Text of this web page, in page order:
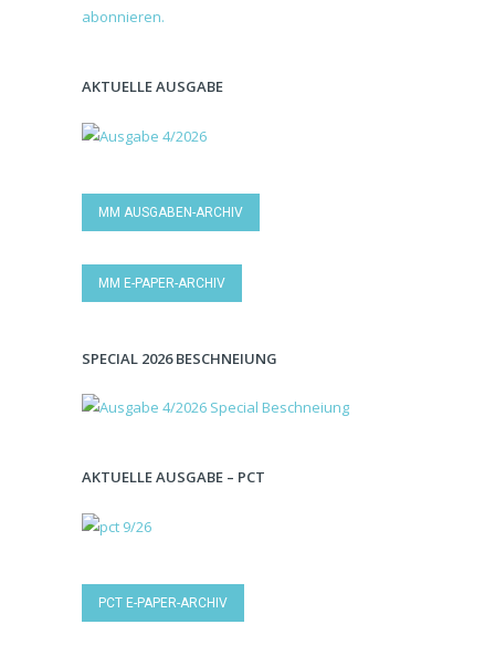
AKTUELLE AUSGABE
MM AUSGABEN-ARCHIV
MM E-PAPER-ARCHIV
SPECIAL 2026 BESCHNEIUNG
AKTUELLE AUSGABE – PCT
PCT E-PAPER-ARCHIV